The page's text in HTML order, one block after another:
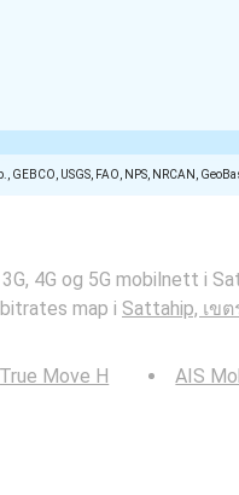
GEBCO, USGS, FAO, NPS, NRCAN,
4G og 5G mobilnett i
map i Sattahip, เข
True Move H AIS